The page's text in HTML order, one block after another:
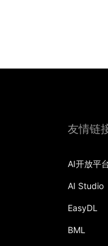
友情链
AI开放平
AI Studio
EasyDL
BML